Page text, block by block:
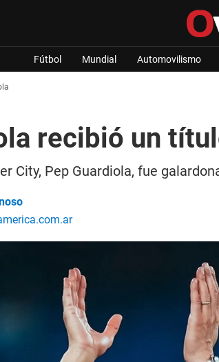
Fútbol Mundial Automovilismo
recibió un
City, Pep Guardiola, fue